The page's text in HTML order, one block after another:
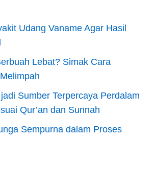
Udang Vaname Agar Hasil
Lebat? Simak Cara
Sumber Terpercaya Perdalam
Qur’an dan Sunnah
Sempurna dalam Proses